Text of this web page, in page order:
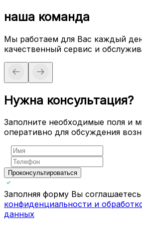
наша команда
Мы работаем для Вас каждый
качественный сервис и
Нужна консультация?
Заполните необходимые поля и
оперативно для обсуждения
Проконсультироваться
Заполняя форму Вы соглашаетесь
конфиденциальности и
данных